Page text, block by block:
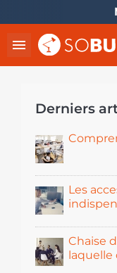

Derniers
Les
Chaise
laquelle